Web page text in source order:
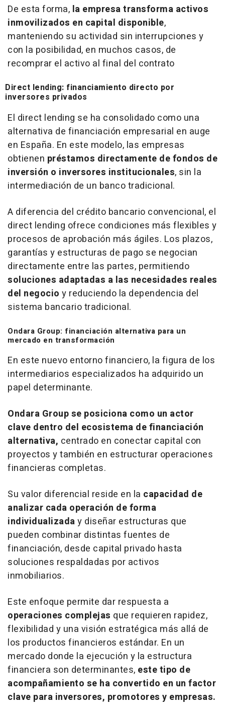
De esta forma, la empresa transforma activos
inmovilizados en capital disponible,
manteniendo su actividad sin interrupciones y
con la posibilidad, en muchos casos, de
recomprar el activo al final del contrato
Direct lending: financiamiento directo por
inversores privados
El direct lending se ha consolidado como una
alternativa de financiación empresarial en auge
en España. En este modelo, las empresas
obtienen préstamos directamente de fondos de
inversión o inversores institucionales, sin la
intermediación de un banco tradicional.
A diferencia del crédito bancario convencional, el
direct lending ofrece condiciones más flexibles y
procesos de aprobación más ágiles. Los plazos,
garantías y estructuras de pago se negocian
directamente entre las partes, permitiendo
soluciones adaptadas a las necesidades reales
del negocio y reduciendo la dependencia del
sistema bancario tradicional.
Ondara Group: financiación alternativa para un
mercado en transformación
En este nuevo entorno financiero, la figura de los
intermediarios especializados ha adquirido un
papel determinante.
Ondara Group se posiciona como un actor
clave dentro del ecosistema de financiación
alternativa, centrado en conectar capital con
proyectos y también en estructurar operaciones
financieras completas.
Su valor diferencial reside en la capacidad de
analizar cada operación de forma
individualizaday diseñar estructuras que
pueden combinar distintas fuentes de
financiación, desde capital privado hasta
soluciones respaldadas por activos
inmobiliarios.
Este enfoque permite dar respuesta a
operaciones complejas que requieren rapidez,
flexibilidad y una visión estratégica más allá de
los productos financieros estándar. En un
mercado donde la ejecución y la estructura
financiera son determinantes, este tipo de
acompañamiento se ha convertido en un factor
clave para inversores, promotores y empresas.